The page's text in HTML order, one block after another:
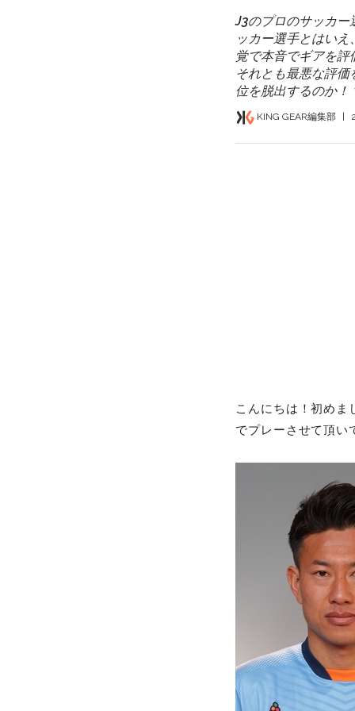
J3のプロのサッカー
ッカー選手とはい
覚で本音でギアを
それとも最悪な評価
位を脱出するのか！
KING GEAR編集部
こんにちは！初めま
でプレーさせて頂い